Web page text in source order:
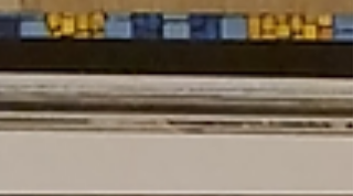
started! Skilled craftsmen and volunteers are
hard at work to breathe new life into this
traditional wooden water wheel and restoring the
water channel to bring water back to the wheel.
Here are a few photos: